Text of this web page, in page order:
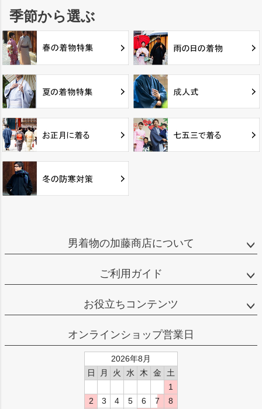
季節から選ぶ
男着物の加藤商店について
ご利用ガイド
お役立ちコンテンツ
オンラインショップ営業日
2026年8月
日
月 火 水 木 金
土
1
2
3 4 5 6 7
8